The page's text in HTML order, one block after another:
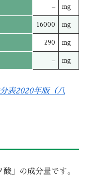
– mg
16000 mg
290 mg
– mg
表2020年版（八
」の成分量です。